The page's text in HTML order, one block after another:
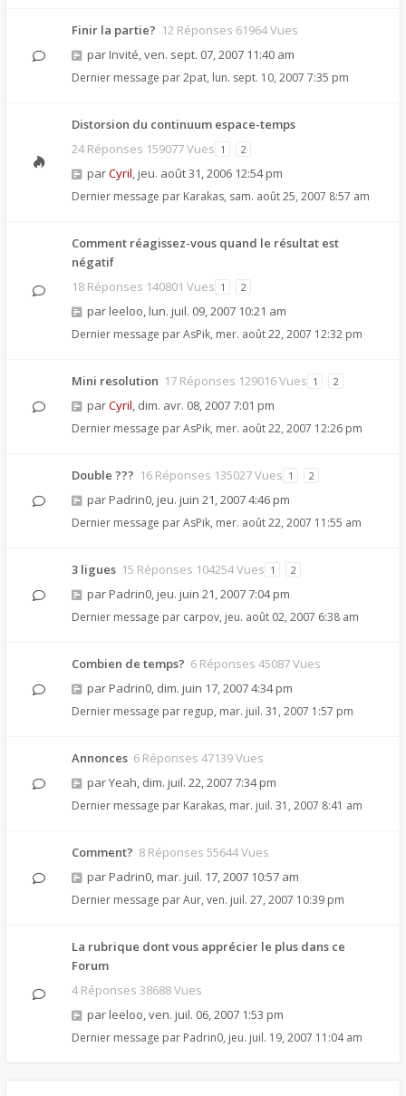
Finir la partie? 12 Réponses 61964 Vues
par Invité,ven. sept. 07, 2007 11:40 am
Dernier message par2pat, lun. sept. 10, 2007 7:35 pm
Distorsion du continuum espace-temps
24 Réponses 159077 Vues 1 2
parCyril, jeu. août 31, 2006 12:54 pm
Dernier message par Karakas, sam. août 25, 2007 8:57 am
Comment réagissez-vous quand le résultat est
négatif
18 Réponses 140801 Vues 1 2
par leeloo, lun. juil. 09, 2007 10:21 am
Dernier message parAsPik, mer. août 22, 2007 12:32 pm
Mini resolution 17 Réponses 129016 Vues 1 2
parCyril, dim. avr. 08, 2007 7:01 pm
Dernier message parAsPik, mer. août 22, 2007 12:26 pm
Double ??? 16 Réponses 135027 Vues 1 2
par Padrin0, jeu. juin 21, 2007 4:46 pm
Dernier message parAsPik, mer. août 22, 2007 11:55 am
3 ligues 15 Réponses 104254 Vues 1 2
par Padrin0, jeu. juin 21, 2007 7:04 pm
Dernier message par carpov, jeu. août 02, 2007 6:38 am
Combien de temps? 6 Réponses 45087 Vues
par Padrin0, dim. juin 17, 2007 4:34 pm
Dernier message par regup, mar. juil. 31, 2007 1:57 pm
Annonces 6 Réponses 47139 Vues
parYeah, dim. juil. 22, 2007 7:34 pm
Dernier message par Karakas, mar. juil. 31, 2007 8:41 am
Comment? 8 Réponses 55644 Vues
par Padrin0, mar. juil. 17, 2007 10:57 am
Dernier message parAur, ven. juil. 27, 2007 10:39 pm
La rubrique dont vous apprécier le plus dans ce
Forum
4 Réponses 38688 Vues
par leeloo,ven. juil. 06, 2007 1:53 pm
Dernier message par Padrin0, jeu. juil. 19, 2007 11:04 am